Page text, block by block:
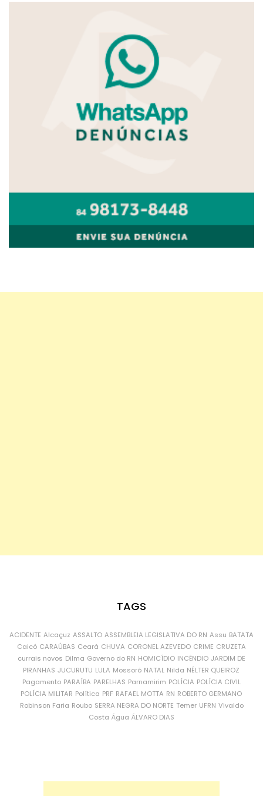
TAGS
ACIDENTE Alcaçuz ASSALTO ASSEMBLEIA LEGISLATIVA DO RN Assu BATATA
Caicó CARAÚBAS Ceará CHUVA CORONEL AZEVEDO CRIME CRUZETA
currais novos Dilma Governo do RN HOMICÍDIO INCÊNDIO JARDIM DE
PIRANHAS JUCURUTU LULA Mossoró NATAL Nilda NÉLTER QUEIROZ
Pagamento PARAÍBA PARELHAS Parnamirim POLÍCIA POLÍCIA CIVIL
POLÍCIA MILITAR Política PRF RAFAEL MOTTA RN ROBERTO GERMANO
Robinson Faria Roubo SERRA NEGRA DO NORTE Temer UFRN Vivaldo
Costa Água ÁLVARO DIAS